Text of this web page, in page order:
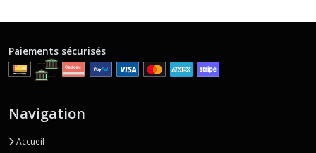
Paiements sécurisés
Navigation
Accueil